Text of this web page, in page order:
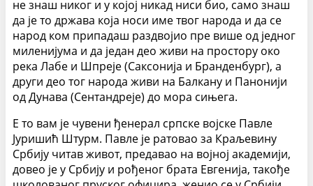
не знаш никог и у којој никад ниси био, само знаш
да је то држава која носи име твог народа и да се
народ ком припадаш раздвојио пре више од једног
миленијума и да један део живи на простору око
река Лабе и Шпреје (Саксонија и Бранденбург), а
други део тог народа живи на Балкану и Панонији
од Дунава (Сентандреје) до мора сињега.
Е то вам је чувени ђенерал српске војске Павле
Јуришић Штурм. Павле је ратовао за Краљевину
Србију читав живот, предавао на војној академији,
довео је у Србију и рођеног брата Евгенија, такође